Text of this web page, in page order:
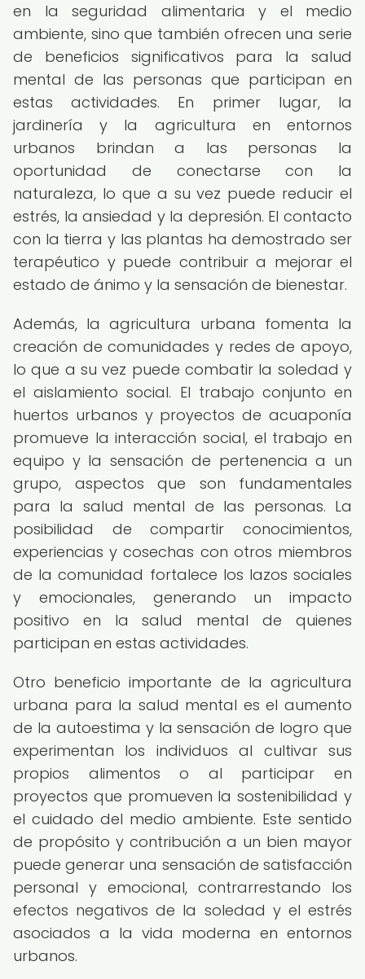
en la seguridad alimentaria y el medio
ambiente, sino que también ofrecen una serie
de beneficios significativos para la salud
mental de las personas que participan en
estas actividades. En primer lugar, la
jardinería y la agricultura en entornos
urbanos brindan a las personas la
oportunidad de conectarse con la
naturaleza, lo que a su vez puede reducir el
estrés, la ansiedad y la depresión. El contacto
con la tierra y las plantas ha demostrado ser
terapéutico y puede contribuir a mejorar el
estado de ánimo y la sensación de bienestar.
Además, la agricultura urbana fomenta la
creación de comunidades y redes de apoyo,
lo que a su vez puede combatir la soledad y
el aislamiento social. El trabajo conjunto en
huertos urbanos y proyectos de acuaponía
promueve la interacción social, el trabajo en
equipo y la sensación de pertenencia a un
grupo, aspectos que son fundamentales
para la salud mental de las personas. La
posibilidad de compartir conocimientos,
experiencias y cosechas con otros miembros
de la comunidad fortalece los lazos sociales
y emocionales, generando un impacto
positivo en la salud mental de quienes
participan en estas actividades.
Otro beneficio importante de la agricultura
urbana para la salud mental es el aumento
de la autoestima y la sensación de logro que
experimentan los individuos al cultivar sus
propios alimentos o al participar en
proyectos que promueven la sostenibilidad y
el cuidado del medio ambiente. Este sentido
de propósito y contribución a un bien mayor
puede generar una sensación de satisfacción
personal y emocional, contrarrestando los
efectos negativos de la soledad y el estrés
asociados a la vida moderna en entornos
urbanos.